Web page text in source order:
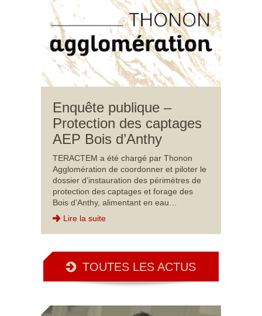
Enquête publique –
Protection des captages
AEP Bois d’Anthy
TERACTEM a été chargé par Thonon
Agglomération de coordonner et piloter le
dossier d’instauration des périmètres de
protection des captages et forage des
Bois d’Anthy, alimentant en eau…
Lire la suite
TOUTES LES ACTUS